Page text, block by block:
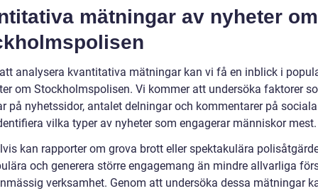
mätningar av nyheter om
analysera kvantitativa mätningar kan vi få en inblick i
om Stockholmspolisen. Vi kommer att undersöka faktorer
på nyhetssidor, antalet delningar och kommentarer på
vilka typer av nyheter som engagerar människor mest.
kan rapporter om grova brott eller spektakulära
och generera större engagemang än mindre allvarliga
verksamhet. Genom att undersöka dessa mätningar